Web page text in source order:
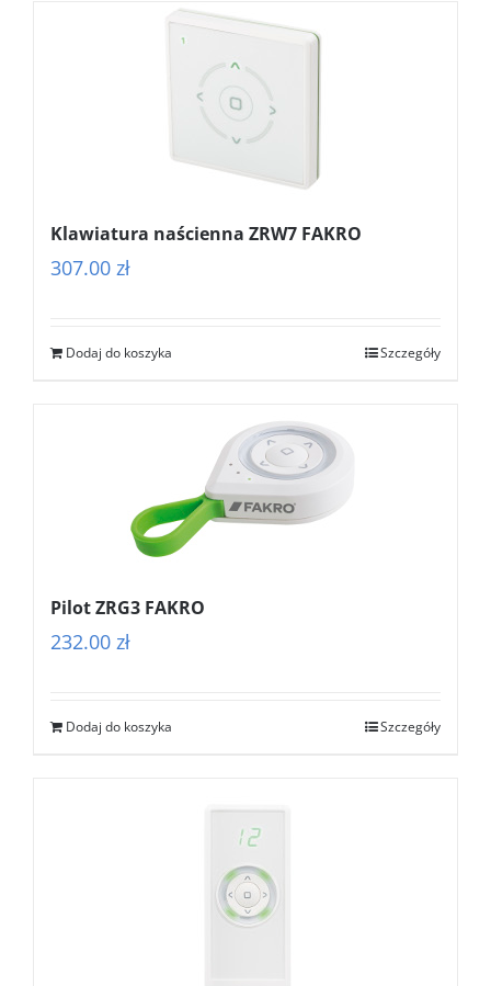
Klawiatura naścienna ZRW7 FAKRO
307.00 zł
Dodaj do koszyka Szczegóły
Pilot ZRG3 FAKRO
232.00 zł
Dodaj do koszyka Szczegóły